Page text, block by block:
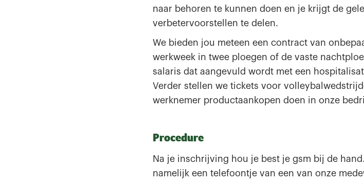
naar behoren te kunnen doen en je krijgt de
verbetervoorstellen te delen.
We bieden jou meteen een contract van
werkweek in twee ploegen of de vaste
salaris dat aangevuld wordt met een
Verder stellen we tickets voor
werknemer productaankopen doen in onze
Procedure
Na je inschrijving hou je best je gsm bij de
namelijk een telefoontje van een van onze